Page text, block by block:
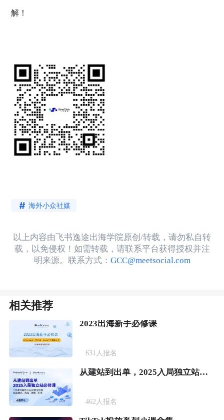
解！
海外小众社媒
以上内容由飞书逸途出海学院原创/转载，请勿私自转
载，以免侵权！如需转载，请联系平台获得授权并注
明来源。联系方式： GCC@meetsocial.com
相关推荐
2023出海新手必修课
631 人报名
从建站到出单，2025入局独立站必修课
462 人报名